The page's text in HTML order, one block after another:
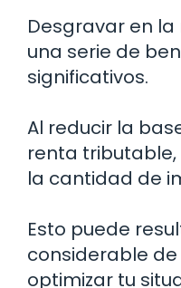
Desgravar en
una serie de
significativos.
Al reducir la
renta tributable,
la cantidad de
Esto puede
considerable
optimizar tu